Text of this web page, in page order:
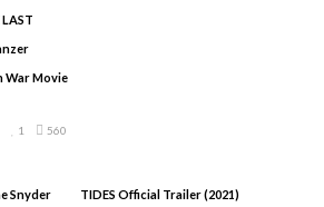
LAST
War Movie
560
1
Snyder
TIDES Official Trailer (2021)